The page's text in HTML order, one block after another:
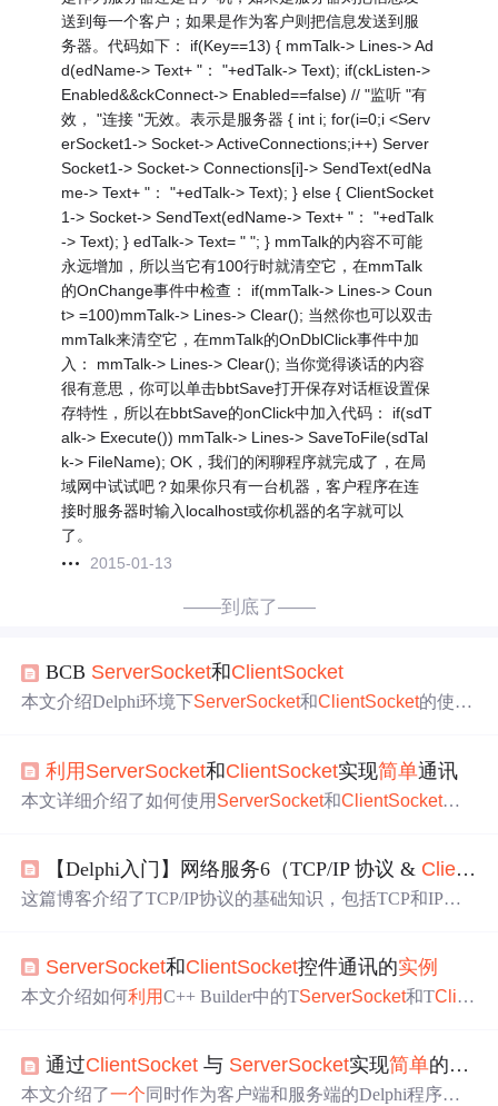
送到每一个客户；如果是作为客户则把信息发送到服
务器。代码如下： if(Key==13) { mmTalk-> Lines-> Ad
d(edName-> Text+ "： "+edTalk-> Text); if(ckListen->
Enabled&&ckConnect-> Enabled==false) // "监听 "有
效， "连接 "无效。表示是服务器 { int i; for(i=0;i <Serv
erSocket1-> Socket-> ActiveConnections;i++) Server
Socket1-> Socket-> Connections[i]-> SendText(edNa
me-> Text+ "： "+edTalk-> Text); } else { ClientSocket
1-> Socket-> SendText(edName-> Text+ "： "+edTalk
-> Text); } edTalk-> Text= " "; } mmTalk的内容不可能
永远增加，所以当它有100行时就清空它，在mmTalk
的OnChange事件中检查： if(mmTalk-> Lines-> Coun
t> =100)mmTalk-> Lines-> Clear(); 当然你也可以双击
mmTalk来清空它，在mmTalk的OnDblClick事件中加
入： mmTalk-> Lines-> Clear(); 当你觉得谈话的内容
很有意思，你可以单击bbtSave打开保存对话框设置保
存特性，所以在bbtSave的onClick中加入代码： if(sdT
alk-> Execute()) mmTalk-> Lines-> SaveToFile(sdTal
k-> FileName); OK，我们的闲聊程序就完成了，在局
域网中试试吧？如果你只有一台机器，客户程序在连
接时服务器时输入localhost或你机器的名字就可以
了。
2015-01-13
——到底了——
BCB ServerSocket和ClientSocket
本文介绍Delphi环境下ServerSocket和ClientSocket的使用
利用 ServerSocket和ClientSocket实现简单通讯
本文详细介绍了如何使用 ServerSocket和ClientSocket控
闭连接等关键步骤。
【Delphi入门】网络服务6（TCP/IP 协议 & Client
这篇博客介绍了TCP/IP协议的基础知识，包括TCP和IP的
件。Serversocket组件用于管理服务器连接，而Client
ket组件则用于管理客户端与服务器的连接，两者在Delphi
ServerSocket和ClientSocket控件通讯的实例
本文介绍如何利用C++ Builder中的TServerSocket和TClie
例，帮助开发者快速上手。
通过ClientSocket 与 ServerSocket实现简单的聊天功能.
本文介绍了一个同时作为客户端和服务端的Delphi程序实